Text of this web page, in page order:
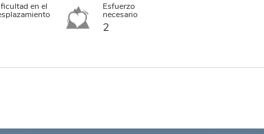
en el Esfuerzo
necesario
2